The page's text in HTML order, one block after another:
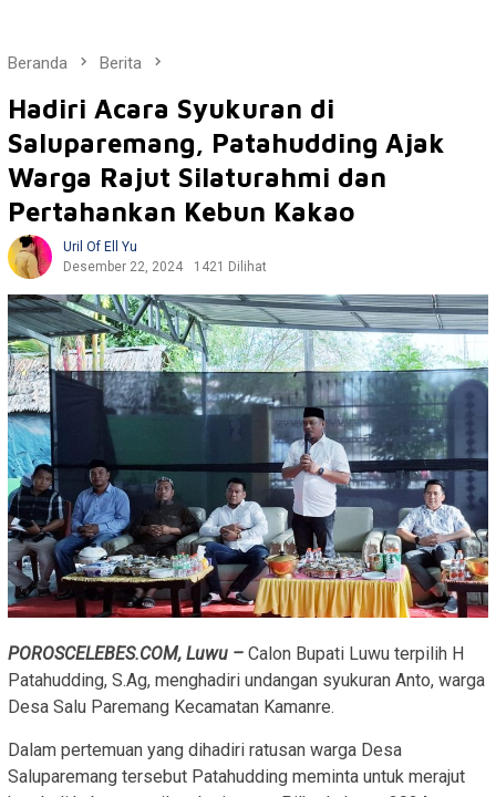
Beranda Berita
Hadiri Acara Syukuran di
Saluparemang, Patahudding Ajak
Warga Rajut Silaturahmi dan
Pertahankan Kebun Kakao
Uril Of Ell Yu
Desember 22, 2024
1421 Dilihat
POROSCELEBES.COM, Luwu – Calon Bupati Luwu terpilih H
Patahudding, S.Ag, menghadiri undangan syukuran Anto, warga
Desa Salu Paremang Kecamatan Kamanre.
Dalam pertemuan yang dihadiri ratusan warga Desa
Saluparemang tersebut Patahudding meminta untuk merajut